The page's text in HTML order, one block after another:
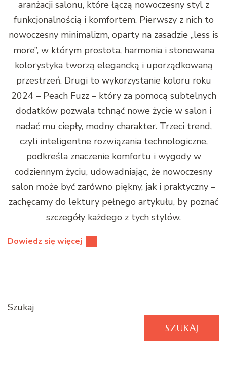
aranżacji salonu, które łączą nowoczesny styl z
funkcjonalnością i komfortem. Pierwszy z nich to
nowoczesny minimalizm, oparty na zasadzie „less is
more”, w którym prostota, harmonia i stonowana
kolorystyka tworzą elegancką i uporządkowaną
przestrzeń. Drugi to wykorzystanie koloru roku
2024 – Peach Fuzz – który za pomocą subtelnych
dodatków pozwala tchnąć nowe życie w salon i
nadać mu ciepły, modny charakter. Trzeci trend,
czyli inteligentne rozwiązania technologiczne,
podkreśla znaczenie komfortu i wygody w
codziennym życiu, udowadniając, że nowoczesny
salon może być zarówno piękny, jak i praktyczny –
zachęcamy do lektury pełnego artykułu, by poznać
szczegóły każdego z tych stylów.
Dowiedz się więcej
Szukaj
SZUKAJ